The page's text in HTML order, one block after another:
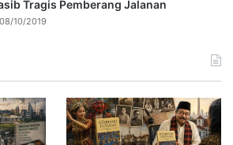
Tragis Pemberang Jalanan
08/10/2019